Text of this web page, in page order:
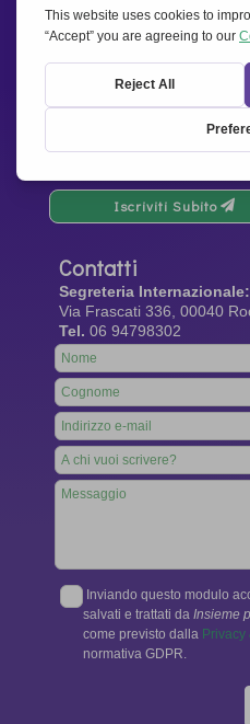
Dona Ora
Newsletter
Rimani aggiornato di tutte le
Iscriviti Subito
Contatti
Segreteria Internazionale:
Via Frascati 336, 00040
Tel. 06 94798302
Leave
this
field
blank
Inviando questo modulo
salvati e trattati da Insieme
come previsto dalla
normativa GDPR.